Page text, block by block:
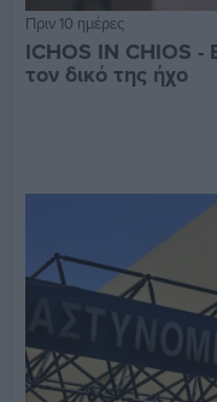
Πριν 10 ημέρες
ICHOS IN CHIOS -
τον δικό της ήχο